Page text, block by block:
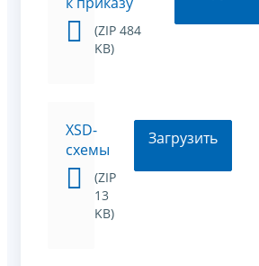
(ZIP 484
KB)
XSD-
схемы
(ZIP
13
KB)
Загрузить